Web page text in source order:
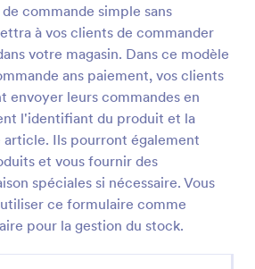
commande simple sans
à vos clients de commander
votre magasin. Dans ce modèle
ans paiement, vos clients
envoyer leurs commandes en
l'identifiant du produit et la
Ils pourront également
et vous fournir des
spéciales si nécessaire. Vous
ce formulaire comme
pour la gestion du stock.
pouvez également utiliser ce
formulaire de commande
la gestion des stocks du côté du
Prévisualiser